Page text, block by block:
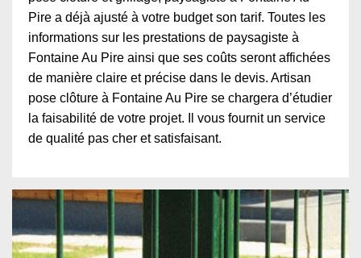
Pire a déjà ajusté à votre budget son tarif. Toutes les
informations sur les prestations de paysagiste à
Fontaine Au Pire ainsi que ses coûts seront affichées
de manière claire et précise dans le devis. Artisan
pose clôture à Fontaine Au Pire se chargera d’étudier
la faisabilité de votre projet. Il vous fournit un service
de qualité pas cher et satisfaisant.